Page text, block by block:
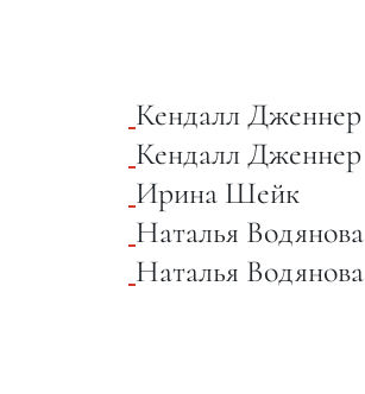
Кендалл Дженнер
Кендалл Дженнер
Ирина Шейк
Наталья Водянова
Наталья Водянова